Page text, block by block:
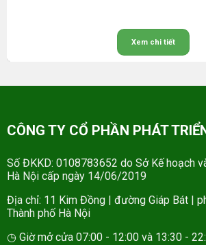
Xem chi tiết
CÔNG TY CỔ PHẦN PHÁT
Số ĐKKD: 0108783652 do Sở Kế hoạch
Hà Nội cấp ngày 14/06/2019
Địa chỉ: 11 Kim Đồng | đường Giáp Bát |
Thành phố Hà Nội
◷ Giờ mở cửa 07:00 - 12:00 và 13:30 -